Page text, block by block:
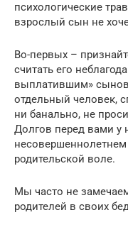
психологические
взрослый сын не
Во-первых –
считать его
выплатившим»
отдельный человек,
ни банально, не
Долгов перед вами у
родительской воле.
Мы часто не
родителей в своих